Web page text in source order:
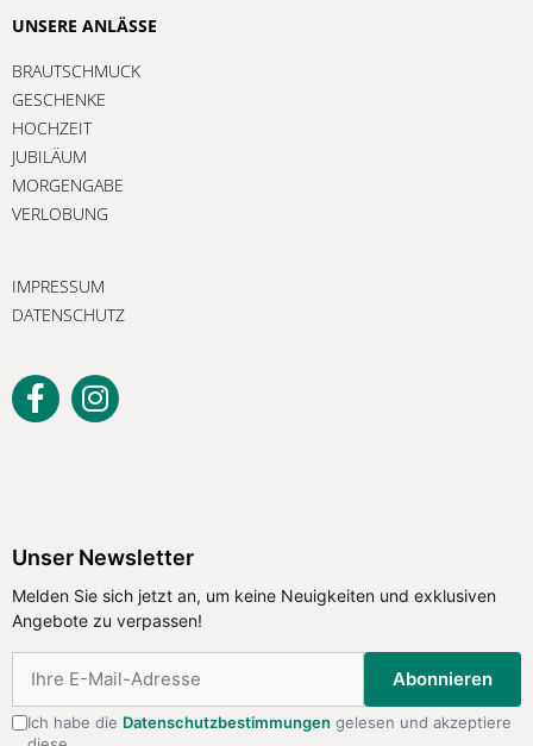
UNSERE ANLÄSSE
BRAUTSCHMUCK
GESCHENKE
HOCHZEIT
JUBILÄUM
MORGENGABE
VERLOBUNG
IMPRESSUM
DATENSCHUTZ
Unser Newsletter
Melden Sie sich jetzt an, um keine Neuigkeiten und exklusiven
Angebote zu verpassen!
Abonnieren
Ich habe die Datenschutzbestimmungen gelesen und akzeptiere